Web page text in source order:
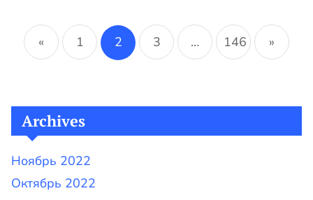
Навигация
по
« 1 2 3 … 146 »
Archives
Ноябрь 2022
Октябрь 2022